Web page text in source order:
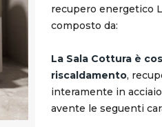
recupero energetico
composto da:
La Sala Cottura è
riscaldamento,
interamente in
avente le seguenti